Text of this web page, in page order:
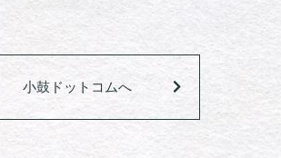
小鼓ドットコムへ